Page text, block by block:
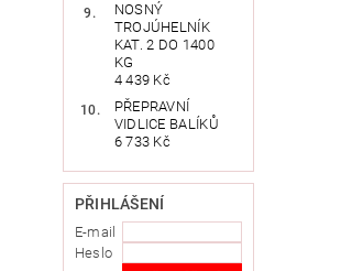
NOSNÝ
TROJÚHELNÍK
KAT. 2 DO 1400
KG
4 439 Kč
PŘEPRAVNÍ
VIDLICE BALÍKŮ
6 733 Kč
PŘIHLÁŠENÍ
E-mail
Heslo